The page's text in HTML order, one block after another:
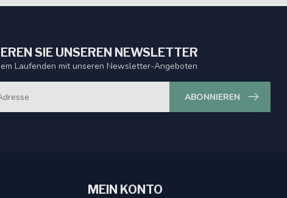
SIE UNSEREN NEWSLETTER
Laufenden mit unseren Newsletter-Angeboten
ABONNIEREN
MEIN KONTO